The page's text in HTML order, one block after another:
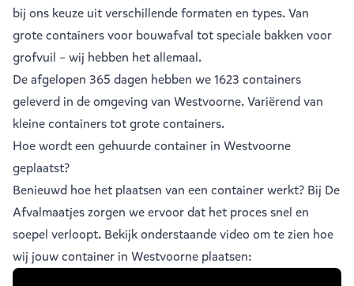
bij ons keuze uit verschillende formaten en types. Van
grote containers voor bouwafval tot speciale bakken voor
grofvuil – wij hebben het allemaal.
De afgelopen 365 dagen hebben we 1623 containers
geleverd in de omgeving van Westvoorne. Variërend van
kleine containerstotgrote containers.
Hoe wordt een gehuurde container in Westvoorne
geplaatst?
Benieuwd hoe het plaatsen van een container werkt? Bij De
Afvalmaatjes zorgen we ervoor dat het proces snel en
soepel verloopt. Bekijk onderstaande video om te zien hoe
wij jouw container in Westvoorne plaatsen: